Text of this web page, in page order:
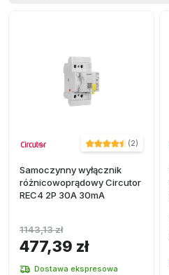
(2)
Samoczynny wyłącznik
różnicowoprądowy Circutor
REC4 2P 30A 30mA
477,39 zł
1143,13 zł
Dostawa ekspresowa